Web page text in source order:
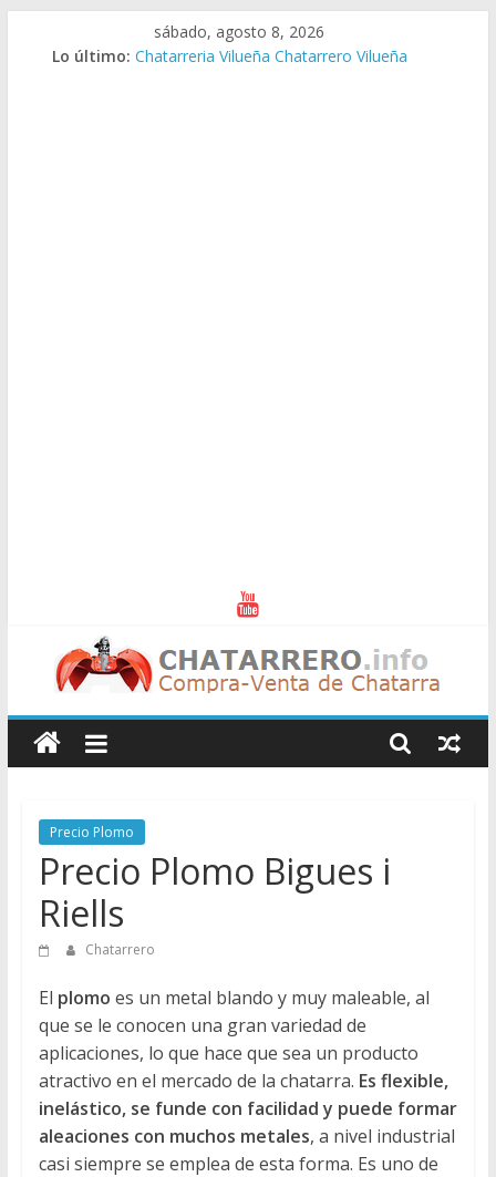
sábado, agosto 8, 2026
Lo último: Chatarreria Vilueña Chatarrero Vilueña
Chatarreros
–
Precio
de
Chatarra
Directorio
de
Chatarreros
para
vender
Chatarra
Precio Plomo
Precio Plomo Bigues i
Riells
Chatarrero
El plomo es un metal blando y muy maleable, al
que se le conocen una gran variedad de
aplicaciones, lo que hace que sea un producto
atractivo en el mercado de la chatarra. Es flexible,
inelástico, se funde con facilidad y puede formar
aleaciones con muchos metales, a nivel industrial
casi siempre se emplea de esta forma. Es uno de